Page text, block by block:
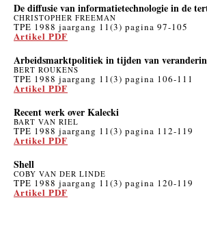
De diffusie van informatietechnologie in de
CHRISTOPHER FREEMAN
TPE 1988 jaargang 11(3) pagina 97-105
Artikel PDF
Arbeidsmarktpolitiek in tijden van
BERT ROUKENS
TPE 1988 jaargang 11(3) pagina 106-111
Artikel PDF
Recent werk over Kalecki
BART VAN RIEL
TPE 1988 jaargang 11(3) pagina 112-119
Artikel PDF
Shell
COBY VAN DER LINDE
TPE 1988 jaargang 11(3) pagina 120-119
Artikel PDF